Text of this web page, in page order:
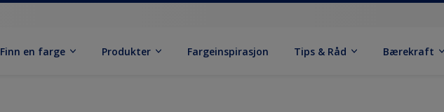
Finn en farge Produkter Fargeinspirasjon Tips & Råd Bærekraft